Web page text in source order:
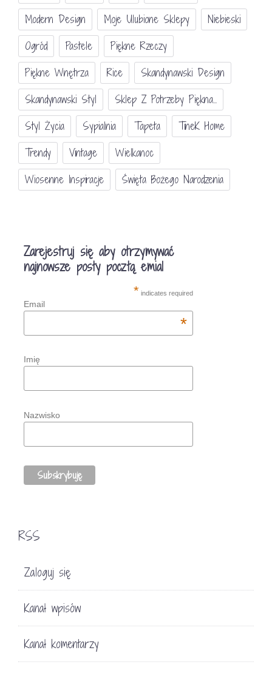
Modern Design
Moje Ulubione Sklepy
Niebieski
Ogród
Pastele
Piękne Rzeczy
Piękne Wnętrza
Rice
Skandynawski Design
Skandynawski Styl
Sklep Z Potrzeby Piękna...
Styl Życia
Sypialnia Tapeta
TineK Home
Trendy
Vintage
Wielkanoc
Wiosenne Inspiracje
Święta Bożego Narodzenia
Zarejestruj się aby otrzymywać
najnowsze posty pocztą emial
* indicates required
Email
*
Imię
Nazwisko
RSS
Zaloguj się
Kanał wpisów
Kanał komentarzy